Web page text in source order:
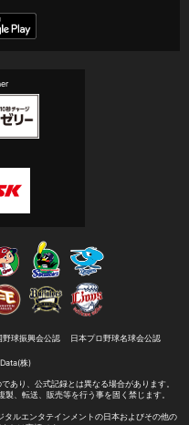
野球振興会公認 日本プロ野球名球会公認
株)
あり、 公式記録とは異なる場合があります。
製、転送、販売等を行う事を固く禁じます。
ルエンタテインメントの日本およびその他の